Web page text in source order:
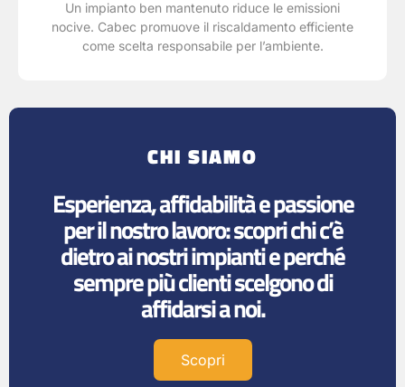
Un impianto ben mantenuto riduce le emissioni
nocive. Cabec promuove il riscaldamento efficiente
come scelta responsabile per l’ambiente.
CHI SIAMO
Esperienza, affidabilità e passione
per il nostro lavoro: scopri chi c’è
dietro ai nostri impianti e perché
sempre più clienti scelgono di
affidarsi a noi.
Scopri